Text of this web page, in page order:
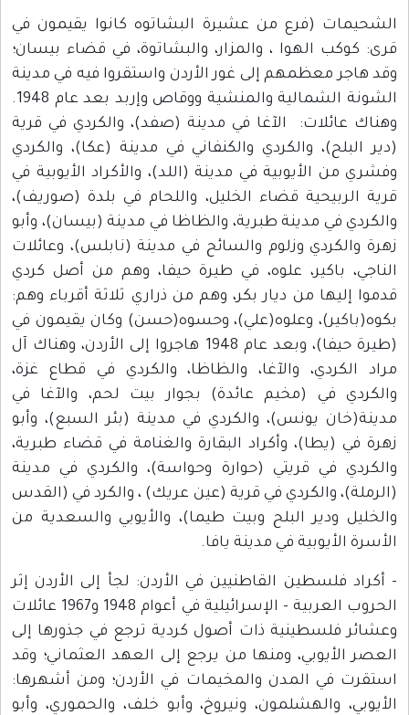
الشحيمات (فرع من عشيرة البشاتوه كانوا يقيمون في
قرى: كوكب الهوا ، والمزار، والبشاتوة، في قضاء بيسان؛
وقد هاجر معظمهم إلى غور الأردن واستقروا فيه في مدينة
الشونة الشمالية والمنشية ووقاص وإربد بعد عام 1948.
وهناك عائلات: الآغا في مدينة (صفد)، والكردي في قرية
(دير البلح)، والكردي والكنفاني في مدينة (عكا)، والكردي
وفشري من الأيوبية في مدينة (اللد)، والأكراد الأيوبية في
قرية الربيحية قضاء الخليل، واللحام في بلدة (صوريف)،
والكردي في مدينة طبرية، والظاظا في مدينة (بيسان)، وأبو
زهرة والكردي وزلوم والسائح في مدينة (نابلس)، وعائلات
الناجي، باكير، علوه، في طيرة حيفا، وهم من أصل كردي
قدموا إليها من ديار بكر، وهم من ذراري ثلاثة أقرباء وهم:
بكوه(باكير)، وعلوه(علي)، وحسوه(حسن) وكان يقيمون في
(طيرة حيفا)، وبعد عام 1948 هاجروا إلى الأردن، وهناك آل
مراد الكردي، والآغا، والظاظا، والكردي في قطاع غزة،
والكردي في (مخيم عائدة) بجوار بيت لحم، والآغا في
مدينة(خان يونس)، والكردي في مدينة (بئر السبع)، وأبو
زهرة في (يطا)، وأكراد البقارة والغنامة في قضاء طبرية،
والكردي في قريتي (حوارة وحواسة)، والكردي في مدينة
(الرملة)، والكردي في قرية (عين عريك) ، والكرد في (القدس
والخليل ودير البلح وبيت طيما)، والأيوبي والسعدية من
الأسرة الأيوبية في مدينة يافا.
- أكراد فلسطين القاطنيين في الأردن: لجأ إلى الأردن إثر
الحروب العربية - الإسرائيلية في أعوام 1948 و1967 عائلات
وعشائر فلسطينية ذات أصول كردية ترجع في جذورها إلى
العصر الأيوبي، ومنها من يرجع إلى العهد العثماني؛ وقد
استقرت في المدن والمخيمات في الأردن؛ ومن أشهرها:
الأيوبي، والهشلمون، ونيروخ، وأبو خلف، والحموري، وأبو